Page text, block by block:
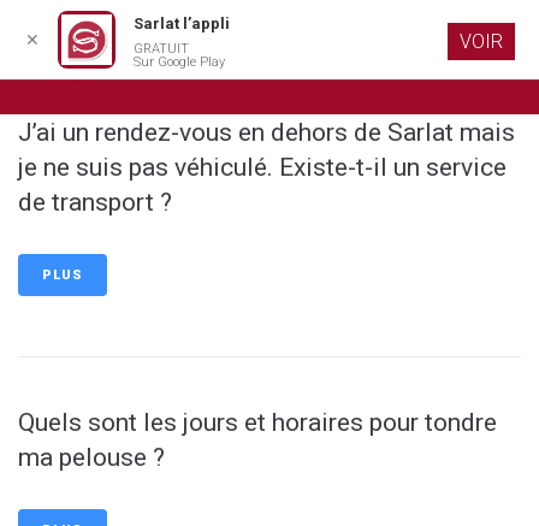
contenu
J’ai un rendez-vous en dehors de Sarlat mais
je ne suis pas véhiculé. Existe-t-il un service
de transport ?
PLUS
Quels sont les jours et horaires pour tondre
ma pelouse ?
✕
Sarlat l’appli
GRATUIT
Sur Google Play
VOIR